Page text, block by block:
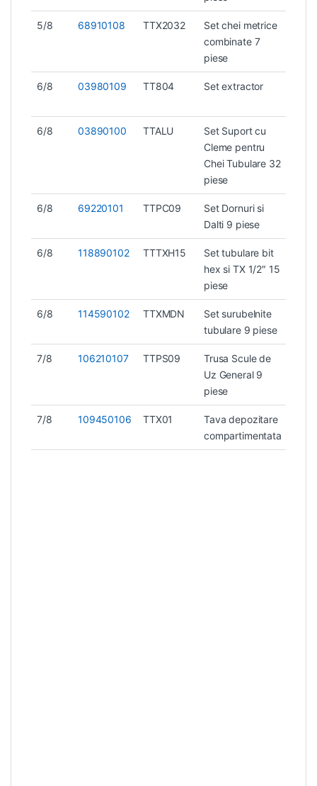
5/8 68910108 TTX2032
Set chei metrice
combinate 7
piese
6/8 03980109 TT804 Set extractor
6/8 03890100 TTALU
Set Suport cu
Cleme pentru
Chei Tubulare 32
piese
6/8 69220101 TTPC09
Set Dornuri si
Dalti 9 piese
6/8 118890102 TTTXH15
Set tubulare bit
hex si TX 1/2″ 15
piese
6/8 114590102 TTXMDN
Set surubelnite
tubulare 9 piese
7/8 106210107 TTPS09
Trusa Scule de
Uz General 9
piese
7/8 109450106 TTX01
Tava depozitare
compartimentata